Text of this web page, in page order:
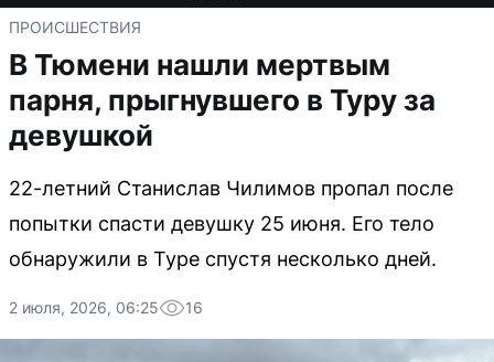
ПРОИСШЕСТВИЯ
В Тюмени нашли мертвым
парня, прыгнувшего в Туру за
девушкой
22-летний Станислав Чилимов пропал после
попытки спасти девушку 25 июня. Его тело
обнаружили в Туре спустя несколько дней.
2 июля, 2026, 06:25 16